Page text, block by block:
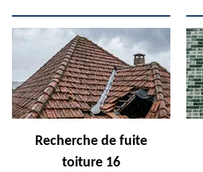
Recherche de fuite
toiture 16